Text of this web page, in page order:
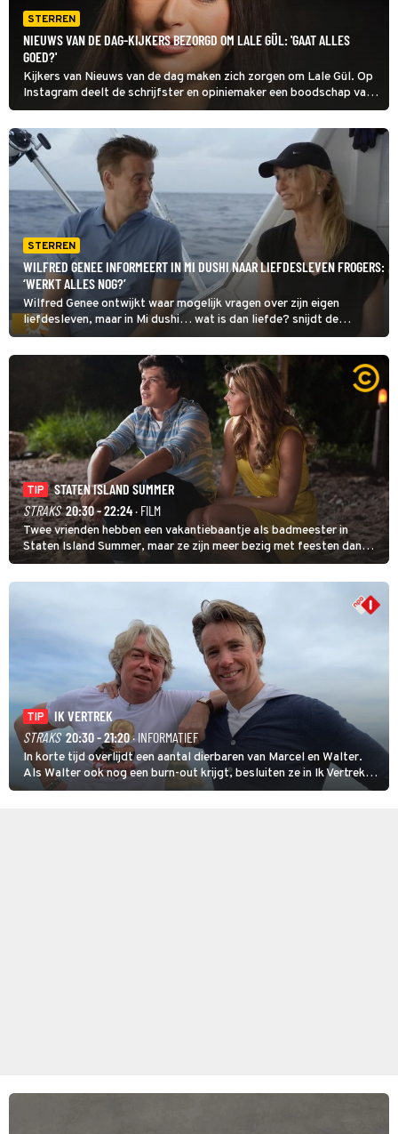
STERREN
NIEUWS VAN DE DAG-KIJKERS BEZORGD OM LALE GÜL: 'GAAT ALLES
GOED?'
Kijkers van Nieuws van de dag maken zich zorgen om Lale Gül. Op
Instagram deelt de schrijfster en opiniemaker een boodschap van
een bezorgde volger die meent te kunnen zien dat ze niet goed in
haar vel zit.
STERREN
WILFRED GENEE INFORMEERT IN MI DUSHI NAAR LIEFDESLEVEN FROGERS:
‘WERKT ALLES NOG?’
Wilfred Genee ontwijkt waar mogelijk vragen over zijn eigen
liefdesleven, maar in Mi dushi… wat is dan liefde? snijdt de
presentator het onderwerp maar wat graag aan. Komende zondag
vraagt hij René en Natasja Froger het spreekwoordelijk hemd van
TIP
STATEN ISLAND SUMMER
STRAKS 20:30 - 22:24· FILM
Twee vrienden hebben een vakantiebaantje als badmeester in
Staten Island Summer, maar ze zijn meer bezig met feesten dan
met werken.
TIP
IK VERTREK
STRAKS 20:30 - 21:20· INFORMATIEF
In korte tijd overlijdt een aantal dierbaren van Marcel en Walter.
Als Walter ook nog een burn-out krijgt, besluiten ze in Ik Vertrek
een nieuwe start te maken door een B&B in Spanje te openen, waar